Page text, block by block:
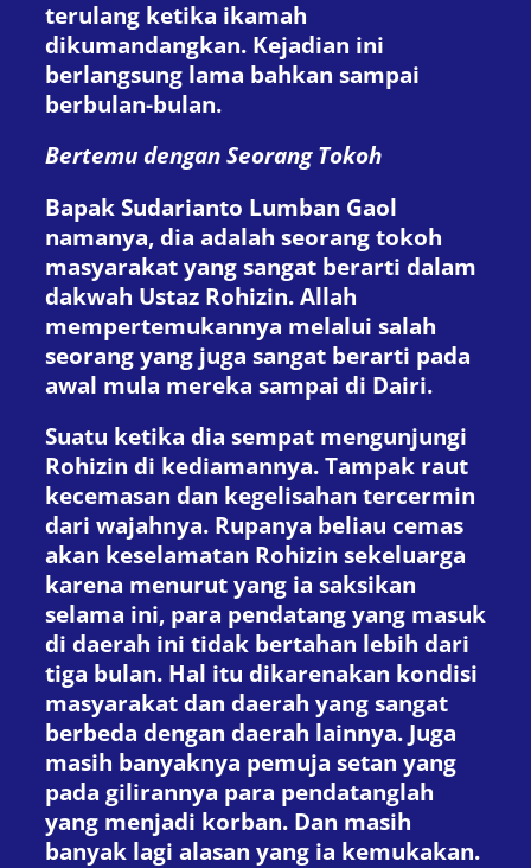
terulang ketika ikamah
dikumandangkan. Kejadian ini
berlangsung lama bahkan sampai
berbulan-bulan.
Bertemu dengan Seorang Tokoh
Bapak Sudarianto Lumban Gaol
namanya, dia adalah seorang tokoh
masyarakat yang sangat berarti dalam
dakwah Ustaz Rohizin. Allah
mempertemukannya melalui salah
seorang yang juga sangat berarti pada
awal mula mereka sampai di Dairi.
Suatu ketika dia sempat mengunjungi
Rohizin di kediamannya. Tampak raut
kecemasan dan kegelisahan tercermin
dari wajahnya. Rupanya beliau cemas
akan keselamatan Rohizin sekeluarga
karena menurut yang ia saksikan
selama ini, para pendatang yang masuk
di daerah ini tidak bertahan lebih dari
tiga bulan. Hal itu dikarenakan kondisi
masyarakat dan daerah yang sangat
berbeda dengan daerah lainnya. Juga
masih banyaknya pemuja setan yang
pada gilirannya para pendatanglah
yang menjadi korban. Dan masih
banyak lagi alasan yang ia kemukakan.